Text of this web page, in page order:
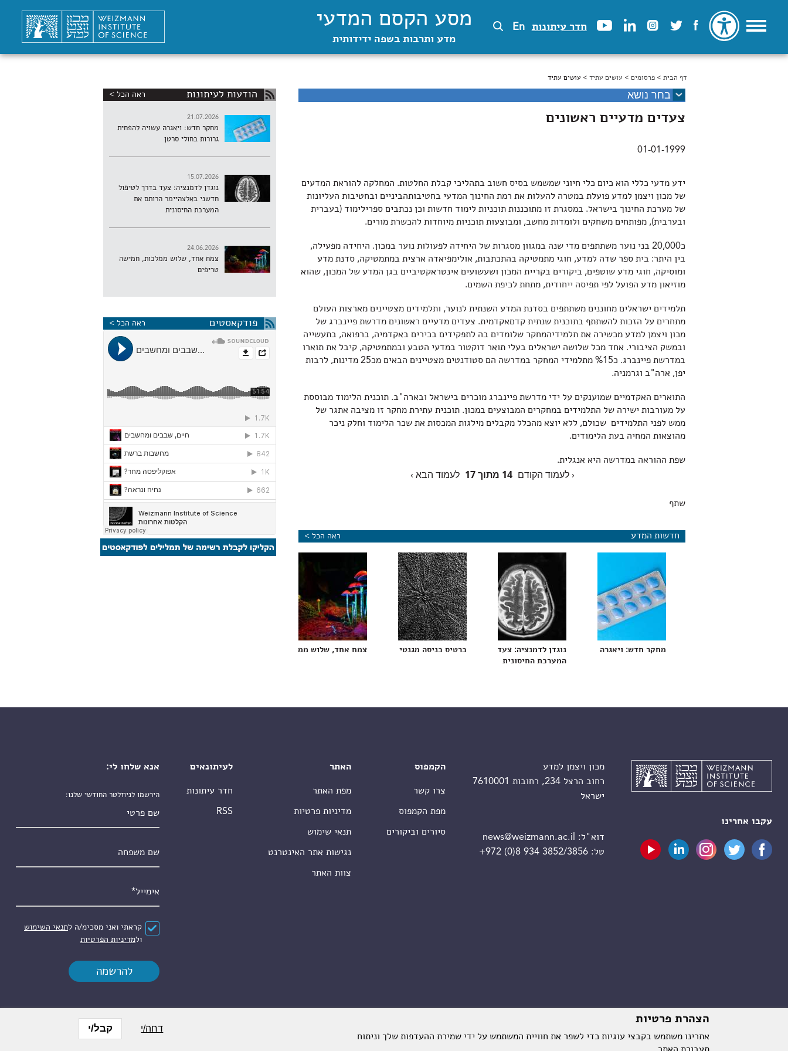
חדר עיתונות En מסע הקסם המדעי
מדע ותרבות בשפה ידידותית
הינך נמצא כאן
דף הבית >פרסומים > עושים עתיד > עושים עתיד
צעדים מדעיים ראשונים
01-01-1999
ידע מדעי כללי הוא כיום כלי חיוני שמשמש בסיס חשוב בתהליכי קבלת החלטות. המחלקה להוראת המדעים
של מכון ויצמן למדע פועלת במטרה להעלות את רמת החינוך המדעי בחטיבות­הביניים ובחטיבות העליונות
של מערכת החינוך בישראל. במסגרת זו מתוכננות תוכניות לימוד חדשות וכן נכתבים ספרי­לימוד (בעברית
ובערבית), מפותחים משחקים ולומדות מחשב, ומבוצעות תוכניות מיוחדות להכשרת מורים.
כ­20,000 בני נוער משתתפים מדי שנה במגוון מסגרות של היחידה לפעולות נוער במכון. היחידה מפעילה,
בין היתר: בית ­ספר­ שדה למדע, חוגי מתמטיקה בהתכתבות, אולימפיאדה ארצית במתמטיקה, סדנת מדע
ומוסיקה, חוגי מדע שוטפים, ביקורים בקריית המכון ושעשועים אינטראקטיביים בגן המדע של המכון, שהוא
מוזיאון מדע הפועל לפי תפיסה ייחודית, מתחת לכיפת השמים.
תלמידים ישראלים מחוננים משתתפים בסדנת המדע השנתית לנוער, ותלמידים מצטיינים מארצות העולם
מתחרים על הזכות להשתתף בתוכנית שנתית קדם­אקדמית. צעדים מדעיים ראשונים מדרשת פיינברג של
מכון ויצמן למדע מכשירה את תלמידי­המחקר שלומדים בה לתפקידים בכירים באקדמיה, ברפואה, בתעשייה
ובמשק הציבורי. אחד מכל שלושה ישראלים בעלי תואר דוקטור במדעי הטבע ובמתמטיקה, קיבל את תוארו
במדרשת פיינברג. כ­%15 מתלמידי המחקר במדרשה הם סטודנטים מצטיינים הבאים מכ­25 מדינות, לרבות
יפן, ארה"ב וגרמניה.
התוארים האקדמיים שמוענקים על ידי מדרשת פיינברג מוכרים בישראל ובארה"ב. תוכנית הלימוד מבוססת
על מעורבות ישירה של התלמידים במחקרים המבוצעים במכון. תוכנית עתירת מחקר זו מציבה אתגר של
ממש לפני התלמידים ­ שכולם, ללא יוצא מהכלל מקבלים מילגות המכסות את שכר הלימוד וחלק ניכר
מהוצאות המחיה בעת הלימודים.
שפת ההוראה במדרשה היא אנגלית.
‹ לעמוד הקודם 14 מתוך 17 לעמוד הבא ›
שתף
חדשות המדע ראה הכל >
מחקר חדש: ויאגרה עשויה להפחית גרורות בחולי סרטןנוגדן לדמנציה: צעד בדרך לטיפול חדשני באלצהיימר הרותם את
המערכת החיסונית
כרטיס כניסה מגנטי לראשית החיים בכדור-הארץצמח אחד, שלוש ממלכות, חמישה טריפים
הודעות לעיתונות ראה הכל >
21.07.2026
מחקר חדש: ויאגרה עשויה להפחית
גרורות בחולי סרטן
15.07.2026
נוגדן לדמנציה: צעד בדרך לטיפול
חדשני באלצהיימר הרותם את
המערכת החיסונית
24.06.2026
צמח אחד, שלוש ממלכות, חמישה
טריפים
פודקאסטים ראה הכל >
עקבו אחרינו
מכון ויצמן למדע
רחוב הרצל 234, רחובות 7610001
ישראל
דוא"ל:
news@weizmann.ac.il
טל:+972 (0)8 934 3852/3856
הקמפוס
צרו קשר
מפת הקמפוס
סיורים וביקורים
האתר
מפת האתר
מדיניות פרטיות
תנאי שימוש
נגישות אתר האינטרנט
צוות האתר
לעיתונאים
חדר עיתונות
RSS
אנא שלחו לי:
הירשמו לניוזלטר החודשי שלנו:
הסכם*
קראתי ואני מסכימ/ה לתנאי השימוש
ולמדיניות הפרטיות
מכון ויצמן למדע. כל הזכויות שמורות
הצהרת פרטיות
אתרינו משתמש בקבצי עוגיות כדי לשפר את חוויית המשתמש על ידי שמירת ההעדפות שלך וניתוח
דחה/י קבל/י